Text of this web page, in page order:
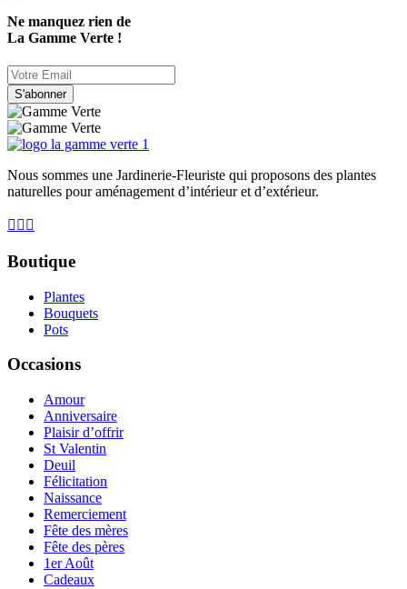
Ne manquez rien de
La Gamme Verte !
S'abonner
Nous sommes une Jardinerie-Fleuriste qui proposons des plantes
naturelles pour aménagement d’intérieur et d’extérieur.
Boutique
Plantes
Bouquets
Pots
Occasions
Amour
Anniversaire
Plaisir d’offrir
St Valentin
Deuil
Félicitation
Naissance
Remerciement
Fête des mères
Fête des pères
1er Août
Cadeaux